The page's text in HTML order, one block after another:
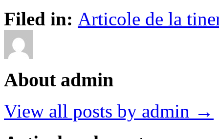
Filed in: Articole de la
About admin
View all posts by admin →